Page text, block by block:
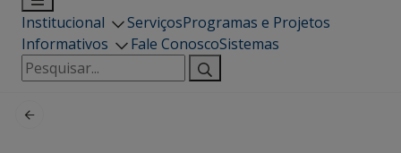
Institucional ServiçosProgramas e Projetos
Informativos
Fale ConoscoSistemas
Pesquisar
por: